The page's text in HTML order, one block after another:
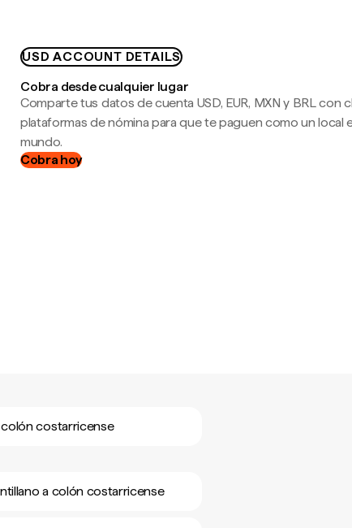
USD ACCOUNT DETAILS
Cobra desde cualquier lugar
Comparte tus datos de cuenta USD, EUR, MXN y BRL con
plataformas de nómina para que te paguen como un local
mundo.
Cobra hoy
costarricense
a colón costarricense